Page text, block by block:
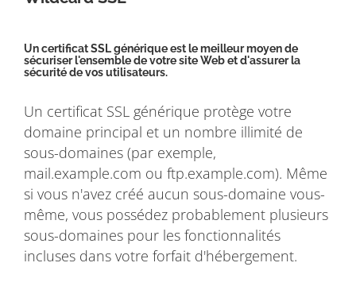
Un certificat SSL générique est le meilleur moyen de
sécuriser l'ensemble de votre site Web et d'assurer la
sécurité de vos utilisateurs.
Un certificat SSL générique protège votre
domaine principal et un nombre illimité de
sous-domaines (par exemple,
mail.example.com ou ftp.example.com). Même
si vous n'avez créé aucun sous-domaine vous-
même, vous possédez probablement plusieurs
sous-domaines pour les fonctionnalités
incluses dans votre forfait d'hébergement.